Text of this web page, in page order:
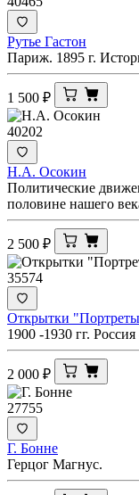
Рутье Гастон
Париж. 1895 г.
1 500 ₽
40202
Н.А. Осокин
Политические
половине нашего
2 500 ₽
35574
Открытки
1900 -1930 гг.
2 000 ₽
27755
Г. Бонне
Герцог Магнус.